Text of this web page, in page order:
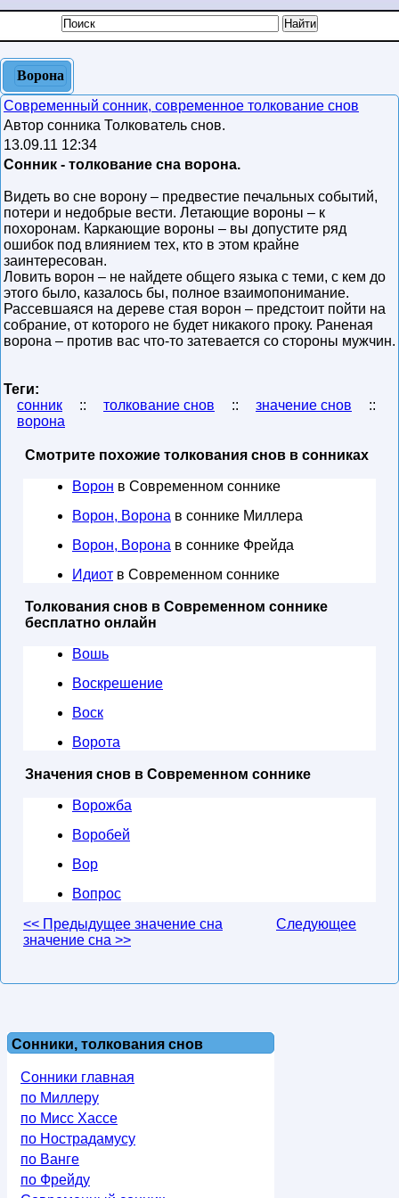
Ворона
Современный сонник, современное толкование снов
Автор сонника Толкователь снов.
13.09.11 12:34
Сонник - толкование сна ворона.
Видеть во сне ворону – предвестие печальных событий,
потери и недобрые вести. Летающие вороны – к
похоронам. Каркающие вороны – вы допустите ряд
ошибок под влиянием тех, кто в этом крайне
заинтересован.
Ловить ворон – не найдете общего языка с теми, с кем до
этого было, казалось бы, полное взаимопонимание.
Рассевшаяся на дереве стая ворон – предстоит пойти на
собрание, от которого не будет никакого проку. Раненая
ворона – против вас что-то затевается со стороны мужчин.
Теги:
сонник
:: толкование снов :: значение снов
::
ворона
Смотрите похожие толкования снов в сонниках
Ворон в Современном соннике
Ворон, Ворона в соннике Миллера
Ворон, Ворона в соннике Фрейда
Идиот в Современном соннике
Толкования снов в Современном соннике
бесплатно онлайн
Вошь
Воскрешение
Воск
Ворота
Значения снов в Современном соннике
Ворожба
Воробей
Вор
Вопрос
<< Предыдущее значение сна
Следующее
значение сна >>
Сонники, толкования снов
Сонники главная
по Миллеру
по Мисс Хассе
по Нострадамусу
по Ванге
по Фрейду